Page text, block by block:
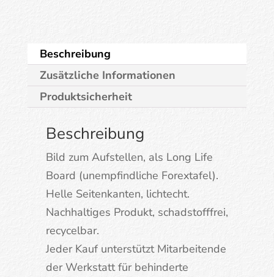
passen
immer
Menge
Beschreibung
Zusätzliche Informationen
Produktsicherheit
Beschreibung
Bild zum Aufstellen, als Long Life
Board (unempfindliche Forextafel).
Helle Seitenkanten, lichtecht.
Nachhaltiges Produkt, schadstofffrei,
recycelbar.
Jeder Kauf unterstützt Mitarbeitende
der Werkstatt für behinderte